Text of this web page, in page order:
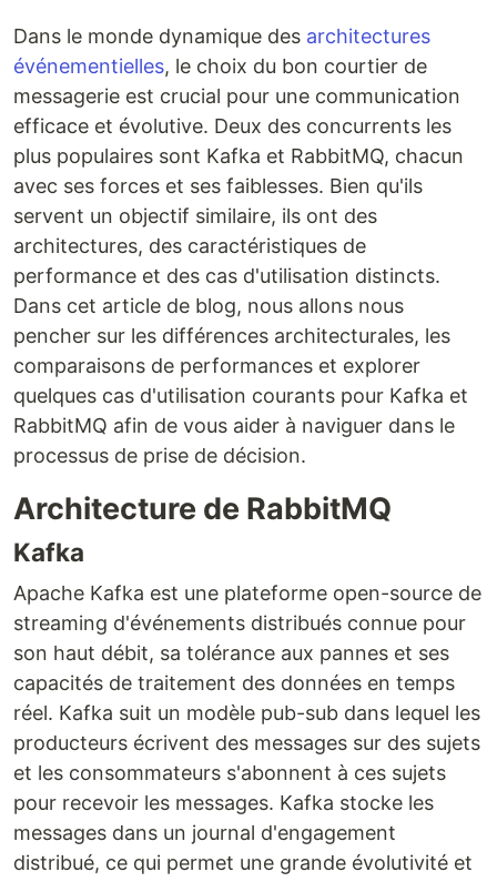
Dans le monde dynamique des architectures
événementielles, le choix du bon courtier de
messagerie est crucial pour une communication
efficace et évolutive. Deux des concurrents les
plus populaires sont Kafka et RabbitMQ, chacun
avec ses forces et ses faiblesses. Bien qu'ils
servent un objectif similaire, ils ont des
architectures, des caractéristiques de
performance et des cas d'utilisation distincts.
Dans cet article de blog, nous allons nous
pencher sur les différences architecturales, les
comparaisons de performances et explorer
quelques cas d'utilisation courants pour Kafka et
RabbitMQ afin de vous aider à naviguer dans le
processus de prise de décision.
Architecture de RabbitMQ
Kafka
Apache Kafka est une plateforme open-source de
streaming d'événements distribués connue pour
son haut débit, sa tolérance aux pannes et ses
capacités de traitement des données en temps
réel. Kafka suit un modèle pub-sub dans lequel les
producteurs écrivent des messages sur des sujets
et les consommateurs s'abonnent à ces sujets
pour recevoir les messages. Kafka stocke les
messages dans un journal d'engagement
distribué, ce qui permet une grande évolutivité et